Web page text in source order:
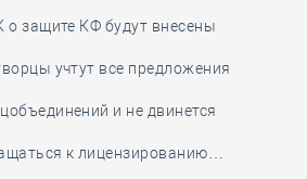
о защите КФ будут внесены
учтут все предложения
и не двинется
к лицензированию…